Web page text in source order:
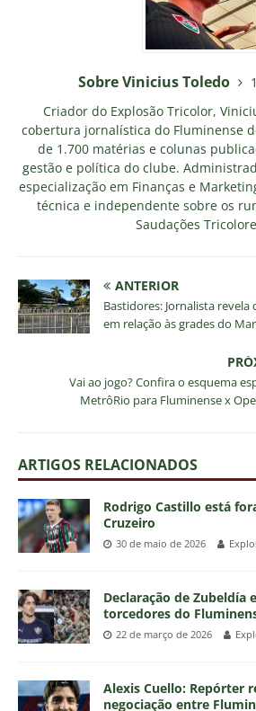
Sobre Vinicius Toledo
Criador do Explosão Tricolor,
cobertura jornalística do Fluminense
de 1.700 matérias e colunas
gestão e política do clube.
especialização em Finanças e
técnica e independente sobre os
Saudações
ANTERIOR
Bastidores: Jornalista
em relação às grades do
Vai ao jogo? Confira o esquema
MetrôRio para Fluminense x
ARTIGOS RELACIONADOS
Rodrigo Castillo está
Cruzeiro
30 de maio de 2026
Declaração de Zubeldía
torcedores do
22 de março de 2026
Alexis Cuello: Repórter
negociação entre